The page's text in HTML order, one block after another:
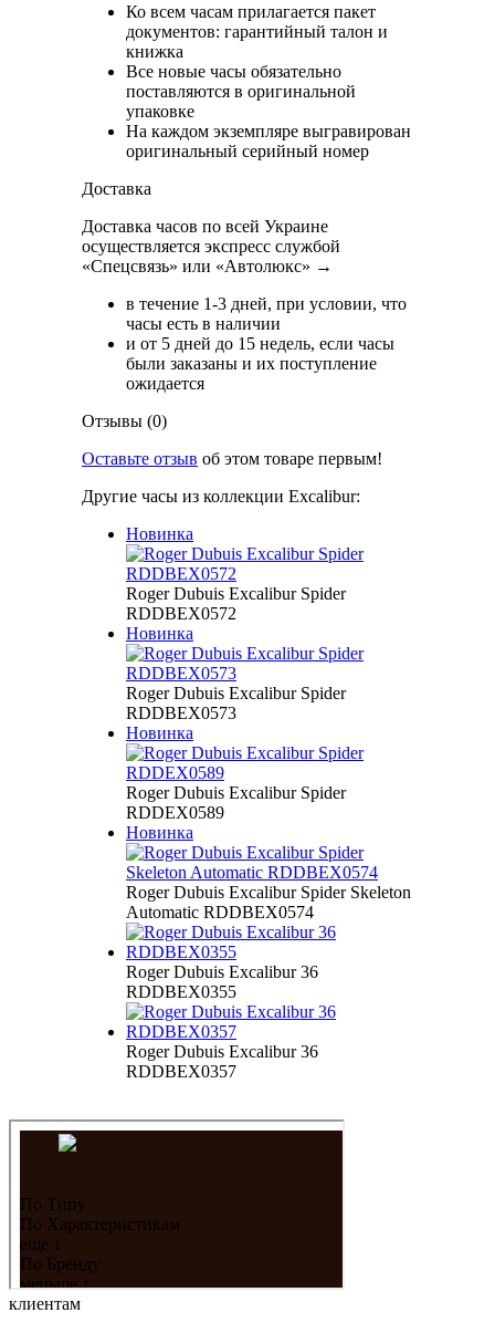
Ко всем часам прилагается пакет
документов: гарантийный талон и
книжка
Все новые часы обязательно
поставляются в оригинальной
упаковке
На каждом экземпляре выгравирован
оригинальный серийный номер
Доставка
Доставка часов по всей Украине
осуществляется экспресс службой
«Спецсвязь» или «Автолюкс» →
в течение 1-3 дней, при условии, что
часы есть в наличии
и от 5 дней до 15 недель, если часы
были заказаны и их поступление
ожидается
Отзывы (0)
Оставьте отзыв об этом товаре первым!
Другие часы из коллекции Excalibur:
Новинка
Roger Dubuis Excalibur Spider
RDDBEX0572
Новинка
Roger Dubuis Excalibur Spider
RDDBEX0573
Новинка
Roger Dubuis Excalibur Spider
RDDEX0589
Новинка
Roger Dubuis Excalibur Spider Skeleton
Automatic RDDBEX0574
Roger Dubuis Excalibur 36
RDDBEX0355
Roger Dubuis Excalibur 36
RDDBEX0357
клиентам